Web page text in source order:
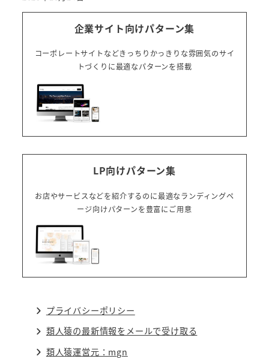
企業サイト向けパターン集
コーポレートサイトなどきっちりかっきりな雰囲気のサイ
トづくりに最適なパターンを搭載
LP向けパターン集
お店やサービスなどを紹介するのに最適なランディングペ
ージ向けパターンを豊富にご用意
プライバシーポリシー
類人猿の最新情報をメールで受け取る
類人猿運営元：mgn